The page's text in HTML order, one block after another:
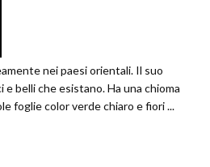
nei paesi orientali. Il suo
belli che esistano. Ha una chioma
foglie color verde chiaro e fiori ...